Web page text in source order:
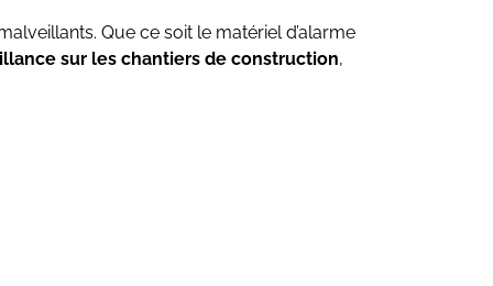
Que ce soit le matériel d’alarme
sur les chantiers de construction,